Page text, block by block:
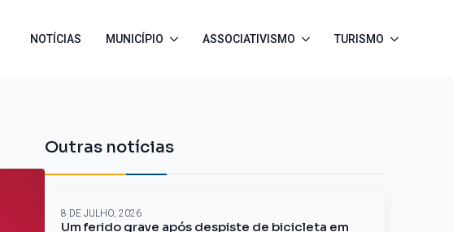
NOTÍCIAS MUNICÍPIO ASSOCIATIVISMO TURISMO
Outras notícias
Um ferido grave após despiste de bicicleta em
8 DE JULHO, 2026